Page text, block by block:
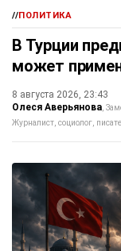
//ПОЛИТИКА
В Турции
может
8 августа 2026, 23:43
Олеся Аверьянова
Журналист, социолог,